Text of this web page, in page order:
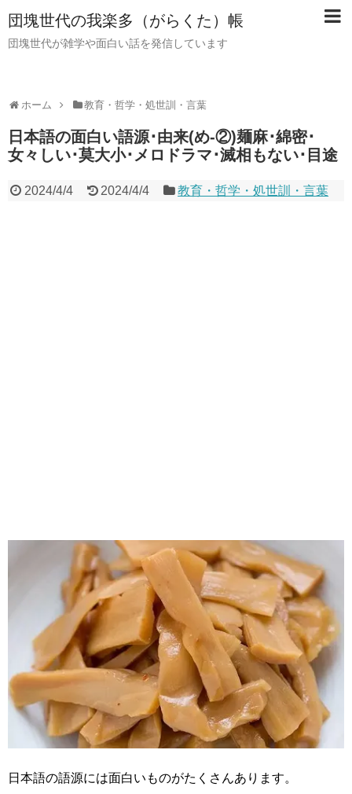
団塊世代の我楽多（がらくた）帳
団塊世代が雑学や面白い話を発信しています
ホーム 教育・哲学・処世訓・言葉
日本語の面白い語源･由来(め-②)麺麻･綿密･
女々しい･莫大小･メロドラマ･滅相もない･目途
2024/4/4 2024/4/4 教育・哲学・処世訓・言葉
日本語の語源には面白いものがたくさんあります。